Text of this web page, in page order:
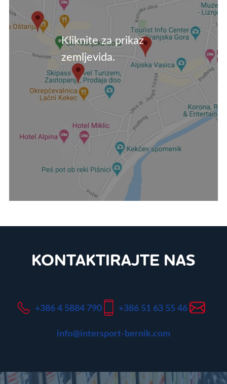
Kliknite za prikaz
zemljevida.
KONTAKTIRAJTE NAS
+386 4 5884 790 +386 51 63 55 46
info@intersport-bernik.com